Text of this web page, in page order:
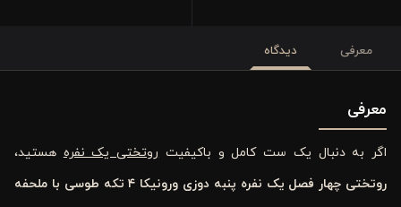
معرفی دیدگاه
معرفی
اگر به دنبال یک ست کامل و باکیفیت روتختی یک ‌نفره هستید،
روتختی چهار فصل یک نفره پنبه ‌دوزی ورونیکا ۴تکه طوسی با ملحفه